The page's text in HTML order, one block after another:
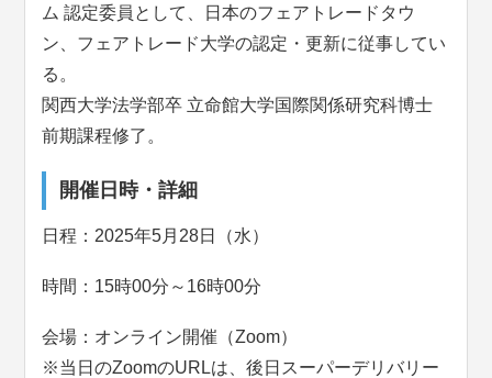
ム 認定委員として、日本のフェアトレードタウ
ン、フェアトレード大学の認定・更新に従事してい
る。
関西大学法学部卒 立命館大学国際関係研究科博士
前期課程修了。
開催日時・詳細
日程：2025年5月28日（水）
時間：15時00分～16時00分
会場：オンライン開催（Zoom）
※当日のZoomのURLは、後日スーパーデリバリー